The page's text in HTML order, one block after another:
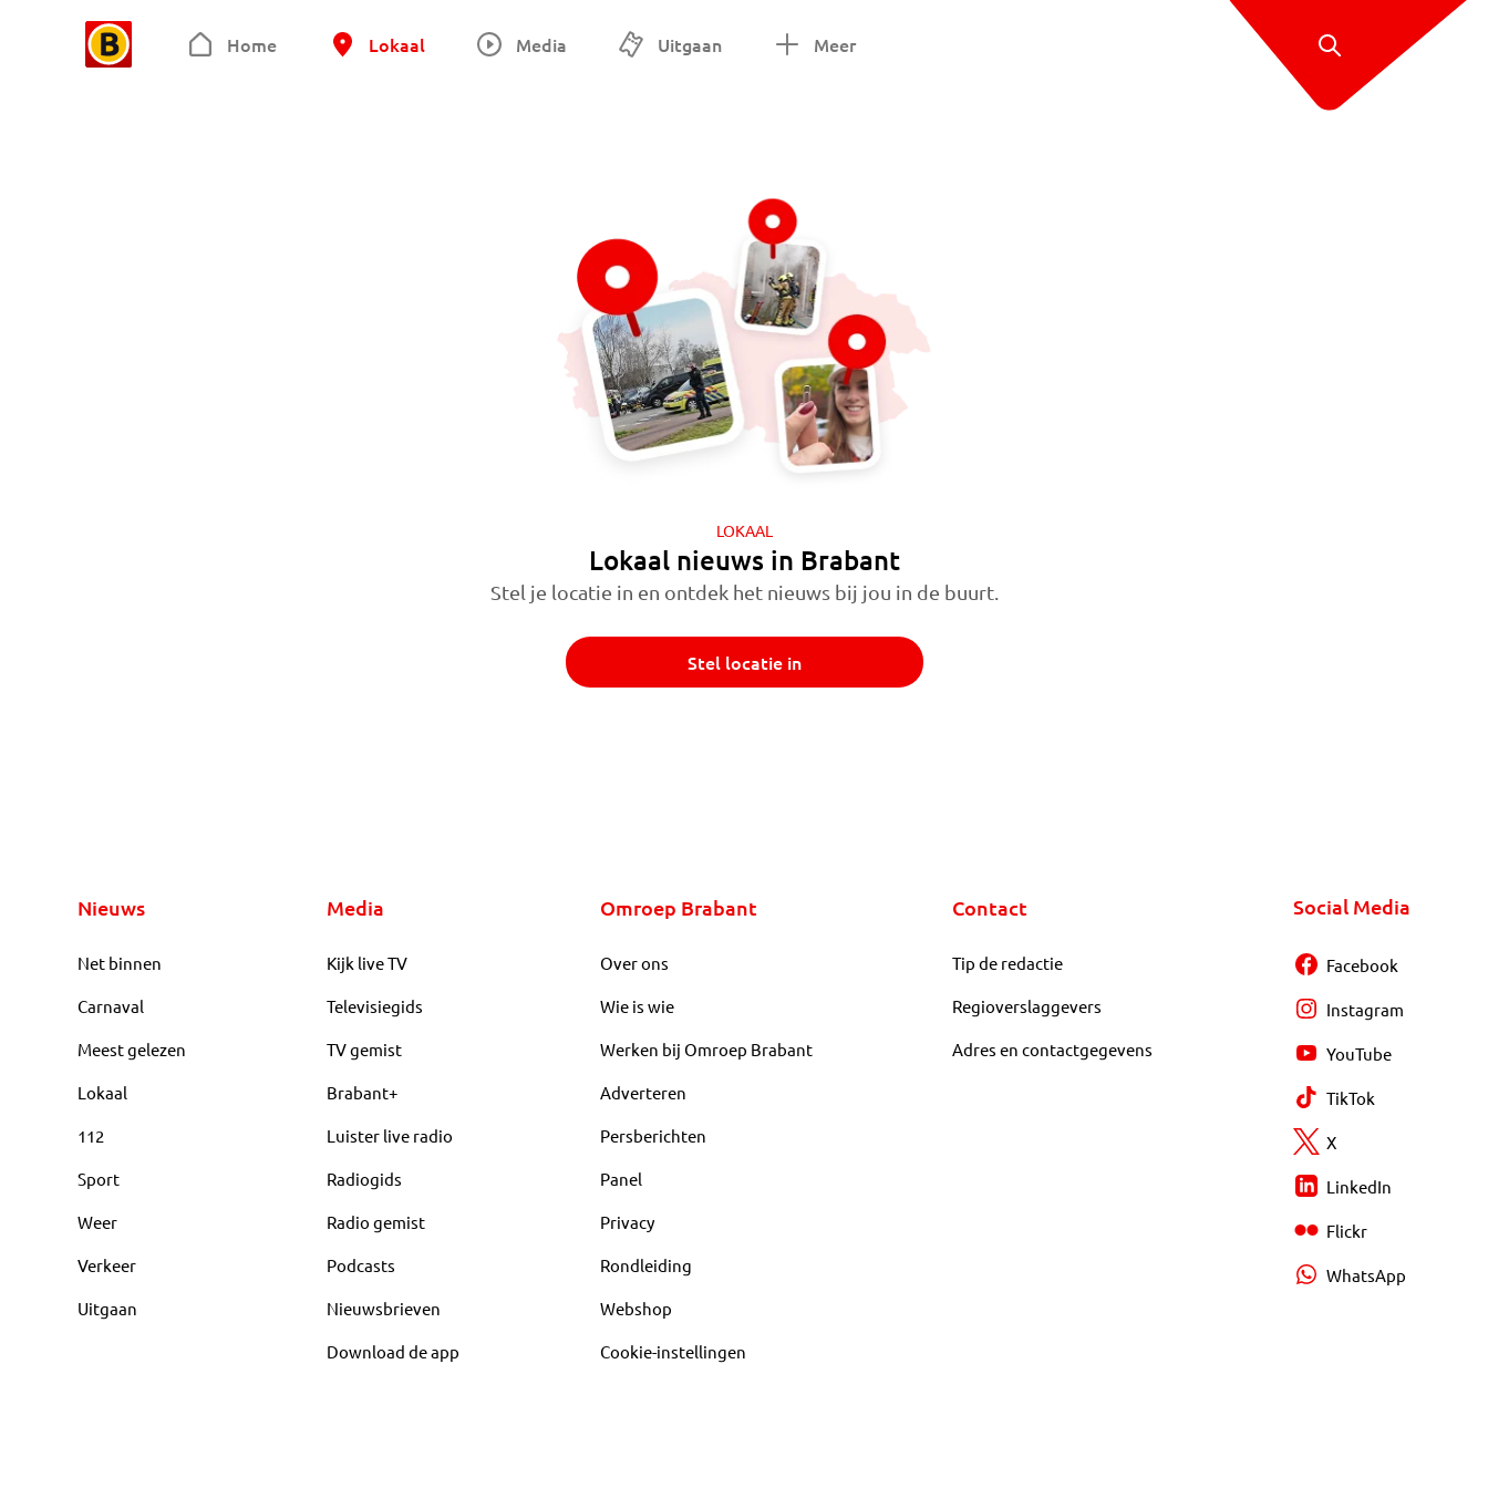
Home Lokaal Media Uitgaan Meer
LOKAAL
Lokaal nieuws in Brabant
Stel je locatie in en ontdek het nieuws bij jou in de buurt.
Stel locatie in
Nieuws
Net binnen
Carnaval
Meest gelezen
Lokaal
112
Sport
Weer
Verkeer
Uitgaan
Media
Kijk live TV
Televisiegids
TV gemist
Brabant+
Luister live radio
Radiogids
Radio gemist
Podcasts
Nieuwsbrieven
Download de app
Omroep Brabant
Over ons
Wie is wie
Werken bij Omroep Brabant
Adverteren
Persberichten
Panel
Privacy
Rondleiding
Webshop
Cookie-instellingen
Contact
Tip de redactie
Regioverslaggevers
Adres en contactgegevens
Social Media
Facebook
Instagram
YouTube
TikTok
X
LinkedIn
Flickr
WhatsApp